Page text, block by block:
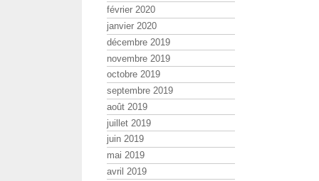
février 2020
janvier 2020
décembre 2019
novembre 2019
octobre 2019
septembre 2019
août 2019
juillet 2019
juin 2019
mai 2019
avril 2019